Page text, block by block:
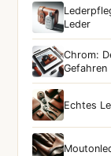
Leder
Chrom:
Gefahren
Echtes